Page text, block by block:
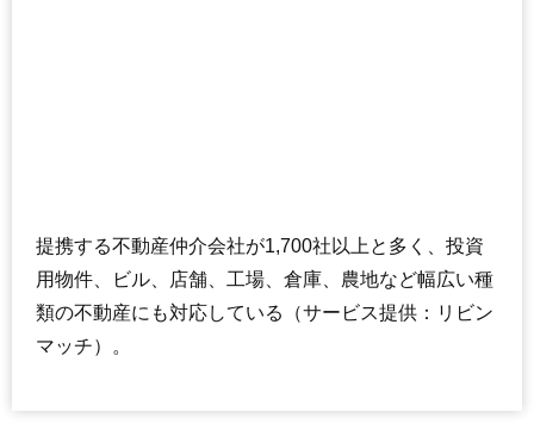
提携する不動産仲介会社が1,700社以上と多く、投資
用物件、ビル、店舗、工場、倉庫、農地など幅広い種
類の不動産にも対応している（サービス提供：リビン
マッチ）。